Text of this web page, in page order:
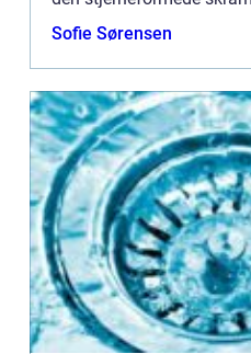
intakte glas. Men...
Sofie Sørensen